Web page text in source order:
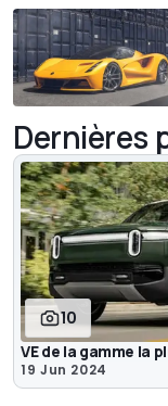
Dernières
10
VE de la gamme la
19 Jun 2024